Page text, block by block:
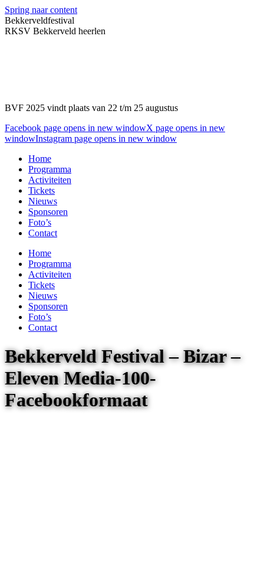
Spring naar content
Bekkerveldfestival
RKSV Bekkerveld heerlen
BVF 2025 vindt plaats van 22 t/m 25 augustus
Facebook page opens in new windowX page opens in new
windowInstagram page opens in new window
Home
Programma
Activiteiten
Tickets
Nieuws
Sponsoren
Foto’s
Contact
Home
Programma
Activiteiten
Tickets
Nieuws
Sponsoren
Foto’s
Contact
Bekkerveld Festival – Bizar –
Eleven Media-100-
Facebookformaat